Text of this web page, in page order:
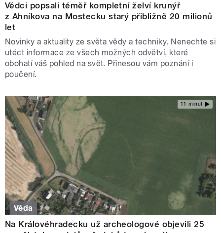
Vědci popsali téměř kompletní želví krunýř
z Ahníkova na Mostecku starý přibližně 20 milionů
let
Novinky a aktuality ze světa vědy a techniky. Nenechte si
utéct informace ze všech možných odvětví, které
obohatí váš pohled na svět. Přinesou vám poznání i
poučení.
11 minut
Věda
Na Královéhradecku už archeologové objevili 25